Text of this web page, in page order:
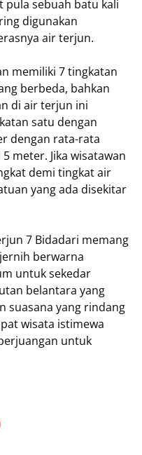
pula sebuah batu kali
digunakan
air terjun.
memiliki 7 tingkatan
berbeda, bahkan
di air terjun ini
satu dengan
dengan rata-rata
meter. Jika wisatawan
demi tingkat air
yang ada disekitar
7 Bidadari memang
berwarna
untuk sekedar
belantara yang
suasana yang rindang
wisata istimewa
untuk